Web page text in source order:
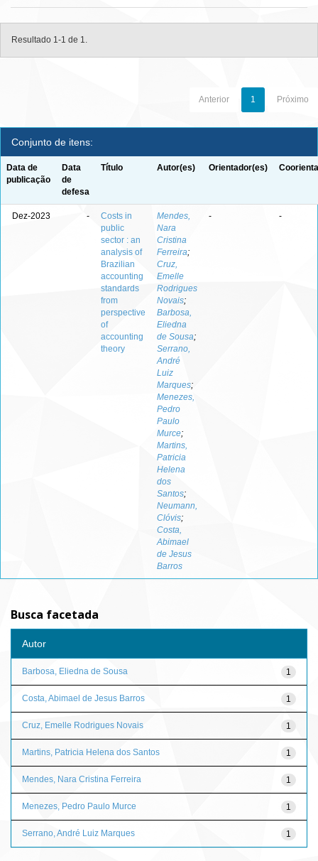
Resultado 1-1 de 1.
Anterior 1 Próximo
Conjunto de itens:
Data de
publicação
Data
de
defesa
Título Autor(es) Orientador(es)
Dez-2023 -
Costs in
public
sector : an
analysis of
Brazilian
accounting
standards
from
perspective
of
accounting
theory
Mendes,
Nara
Cristina
Ferreira;
Cruz,
Emelle
Rodrigues
Novais;
Barbosa,
Eliedna
de Sousa;
Serrano,
André
Luiz
Marques;
Menezes,
Pedro
Paulo
Murce;
Martins,
Patricia
Helena
dos
Santos;
Neumann,
Clóvis;
Costa,
Abimael
de Jesus
Barros
- -
Busca facetada
Autor
1
Barbosa, Eliedna de Sousa
1
Costa, Abimael de Jesus Barros
1
Cruz, Emelle Rodrigues Novais
1
Martins, Patricia Helena dos Santos
1
Mendes, Nara Cristina Ferreira
1
Menezes, Pedro Paulo Murce
1
Serrano, André Luiz Marques